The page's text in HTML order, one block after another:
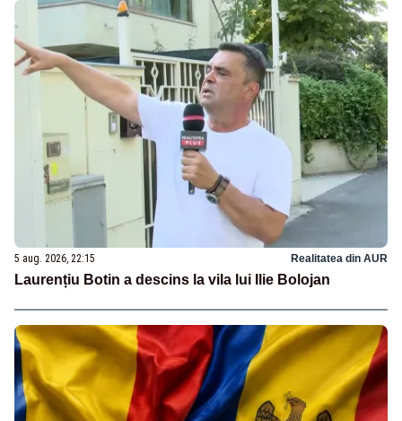
5 aug. 2026, 22:15 Realitatea din AUR
Laurențiu Botin a descins la vila lui Ilie Bolojan